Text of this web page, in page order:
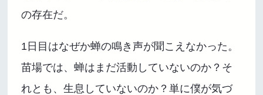
の存在だ。
1日目はなぜか蝉の鳴き声が聞こえなかった。
苗場では、蝉はまだ活動していないのか？そ
れとも、生息していないのか？単に僕が気づ